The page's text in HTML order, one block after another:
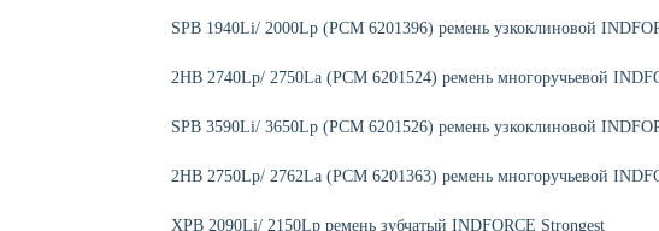
SPB 1940Li/ 2000Lp (PCM 6201396) ремень узкоклиновой
2HB 2740Lp/ 2750La (РСМ 6201524) ремень многоручьевой
SPB 3590Li/ 3650Lp (PCM 6201526) ремень узкоклиновой
2HB 2750Lp/ 2762La (PCM 6201363) ремень многоручьевой
XPB 2090Li/ 2150Lp ремень зубчатый INDFORCE Strongest